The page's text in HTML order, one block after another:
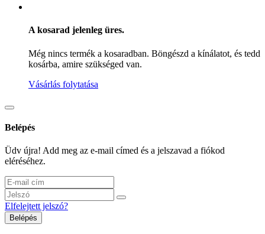
A kosarad jelenleg üres.
Még nincs termék a kosaradban. Böngészd a kínálatot, és tedd
kosárba, amire szükséged van.
Vásárlás folytatása
Belépés
Üdv újra! Add meg az e-mail címed és a jelszavad a fiókod
eléréséhez.
Elfelejtett jelszó?
Belépés